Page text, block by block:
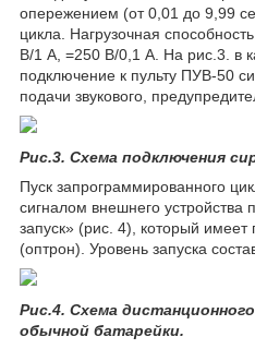
опережением (от 0,01 до 9,99
цикла. Нагрузочная
В/1 А, =250 В/0,1 А. На рис.3. в
подключение к пульту ПУВ-50
подачи звукового,
Рис.3. Схема подключения
Пуск запрограммированного
сигналом внешнего устройства
запуск» (рис. 4), который имеет
(оптрон). Уровень запуска
Рис.4. Схема
обычной батарейки.